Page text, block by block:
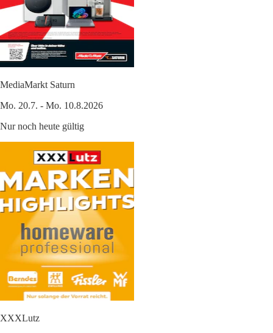
MediaMarkt Saturn
Mo. 20.7. - Mo. 10.8.2026
Nur noch heute gültig
XXXLutz